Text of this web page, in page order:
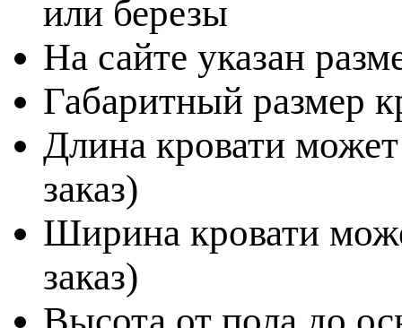
или березы
На сайте указан
Габаритный размер
Длина кровати
заказ)
Ширина кровати
заказ)